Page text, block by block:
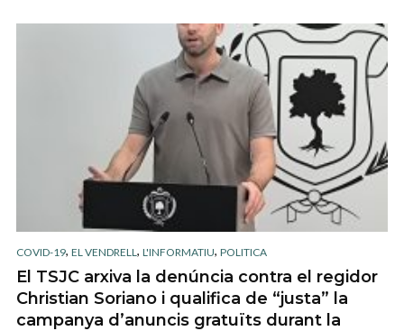
COVID-19, EL VENDRELL , L'INFORMATIU, POLITICA
El TSJC arxiva la denúncia contra el regidor
Christian Soriano i qualifica de “justa” la
campanya d’anuncis gratuïts durant la